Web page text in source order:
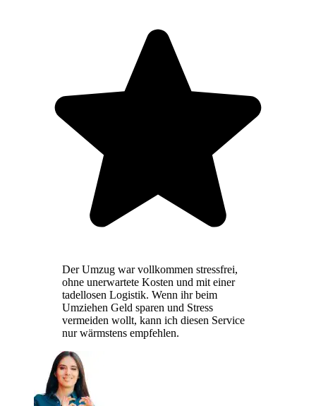
Der Umzug war vollkommen stressfrei,
ohne unerwartete Kosten und mit einer
tadellosen Logistik. Wenn ihr beim
Umziehen Geld sparen und Stress
vermeiden wollt, kann ich diesen Service
nur wärmstens empfehlen.